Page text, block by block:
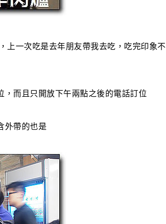
上一次吃是去年朋友帶我去吃，吃完印象不
而且只開放下午兩點之後的電話訂位
外帶的也是